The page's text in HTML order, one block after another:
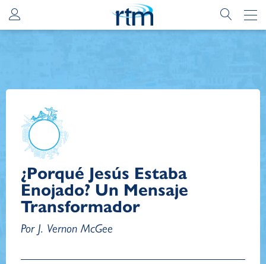
¿Porqué Jesús Estaba
Enojado? Un Mensaje
Transformador
Por J. Vernon McGee